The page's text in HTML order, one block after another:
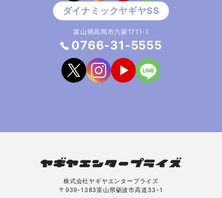
富山県高岡市六家1711-1
0766-31-5555
株式会社ヤギヤエンタープライズ
〒939-1383富山県砺波市高道33-1